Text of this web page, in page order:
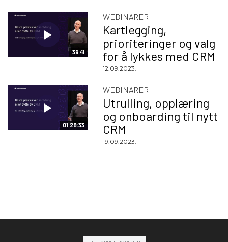
39:41
WEBINARER
Kartlegging,
prioriteringer og valg
for å lykkes med CRM
12.09.2023.
01:28:33
WEBINARER
Utrulling, opplæring
og onboarding til nytt
CRM
19.09.2023.